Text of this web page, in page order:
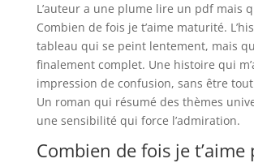
L’auteur a une plume lire un pdf mais
Combien de fois je t’aime maturité.
tableau qui se peint lentement, mais
finalement complet. Une histoire qui
impression de confusion, sans être
Un roman qui résumé des thèmes
une sensibilité qui force l’admiration.
Combien de fois je t’aime